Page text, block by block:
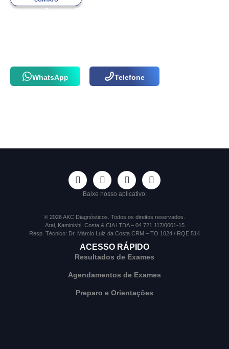
Precisa de ajuda
WhatsApp Telefone
Baixe nosso aplicativo:
© 2026 AKC Diagnósticos. Todos os direitos reservados.
Arai, Kaminishi, Costa & CIA LTDA – 04.721.117/0001-15
Resp. Técnico: Dr. Márcio Luiz da Costa CRM – TO 1024 / RQE 514
ACESSO RÁPIDO
Resultados de Exames
Agendamentos de Exames
Preparo e Orientações